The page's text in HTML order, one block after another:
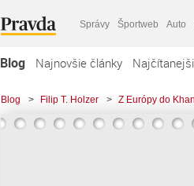
Správy Športweb Auto
Blog Najnovšie články
Blog > Filip T. Holzer > Z Európy do